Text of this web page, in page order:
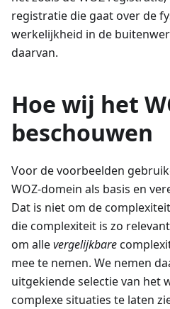
registratie die gaat over de
werkelijkheid in de
daarvan.
Hoe wij het
beschouwen
Voor de voorbeelden
WOZ-domein als basis en
Dat is niet om de
die complexiteit is zo
om allevergelijkbare
mee te nemen. We nemen
uitgekiende selectie van het
complexe situaties te laten